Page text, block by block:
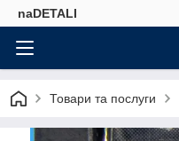
naDETALI
Товари та послуги